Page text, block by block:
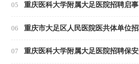
05 重庆医科大学附属大足医院招聘启事
06
07